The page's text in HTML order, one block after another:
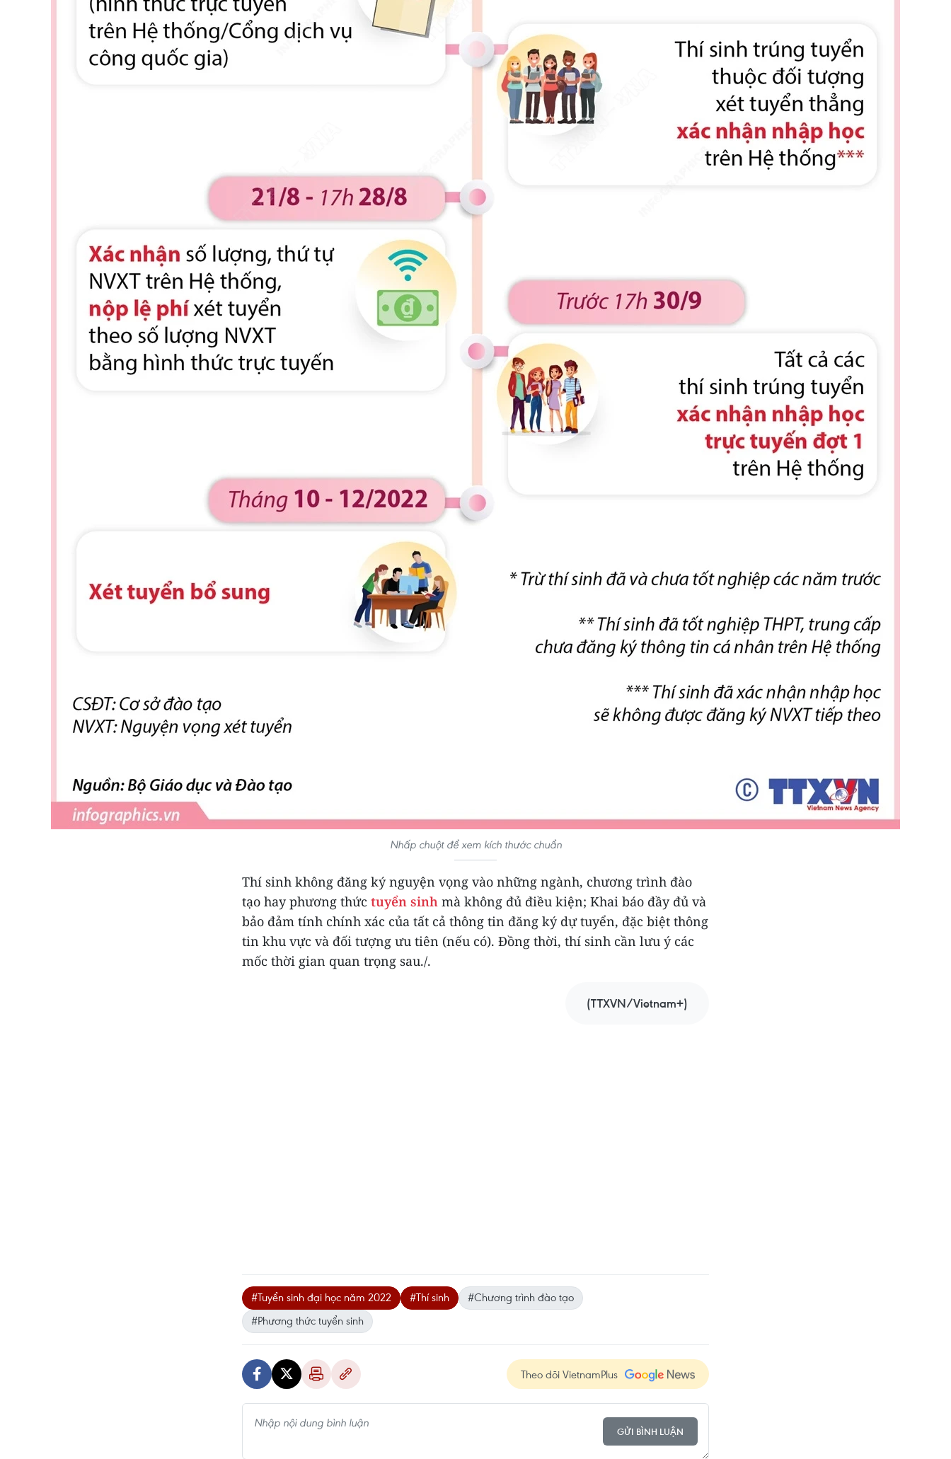
Nhấp chuột để xem kích thước chuẩn
Thí sinh không đăng ký nguyện vọng vào những ngành, chương trình đào
tạo hay phương thức tuyển sinh mà không đủ điều kiện; Khai báo đầy đủ và
bảo đảm tính chính xác của tất cả thông tin đăng ký dự tuyển, đặc biệt thông
tin khu vực và đối tượng ưu tiên (nếu có). Đồng thời, thí sinh cần lưu ý các
mốc thời gian quan trọng sau./.
(TTXVN/Vietnam+)
#Tuyển sinh đại học năm 2022 #Thí sinh
#Chương trình đào tạo
#Phương thức tuyển sinh
Theo dõi VietnamPlus
GỬI BÌNH LUẬN